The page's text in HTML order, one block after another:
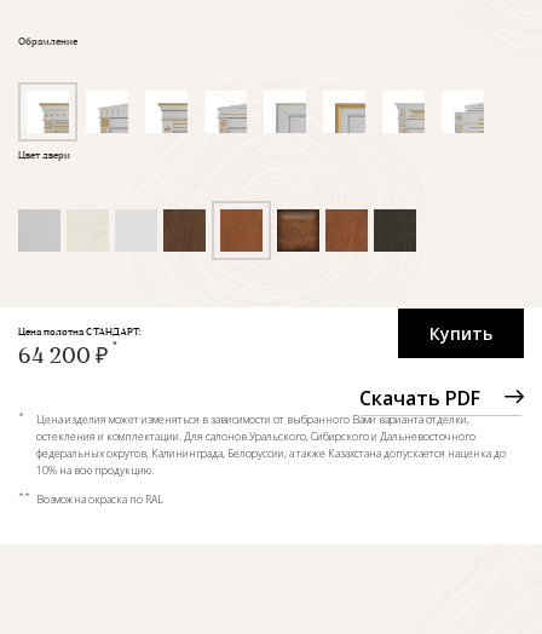
Обрамление
Цвет двери
Купить
Скачать PDF
Цена полотна СТАНДАРТ:
64 200 ₽
*
Цена изделия может изменяться в зависимости от выбранного Вами варианта отделки,
остекления и комплектации. Для салонов Уральского, Сибирского и Дальневосточного
федеральных округов, Калининграда, Белоруссии, а также Казахстана допускается наценка до
10% на всю продукцию.
** Возможна окраска по RAL